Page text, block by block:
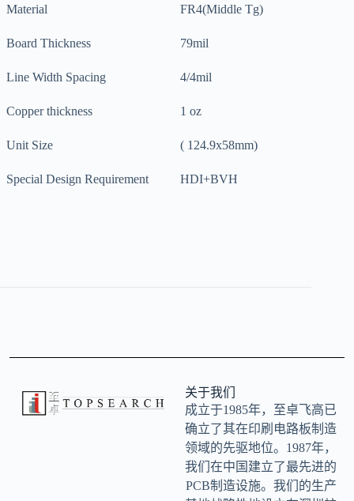
Material FR4(Middle Tg)
Board Thickness 79mil
Line Width Spacing 4/4mil
Copper thickness 1 oz
Unit Size ( 124.9x58mm)
Special Design Requirement HDI+BVH
关于我们
成立于1985年，至卓飞高已
确立了其在印刷电路板制造
领域的先驱地位。1987年，
我们在中国建立了最先进的
PCB制造设施。我们的生产